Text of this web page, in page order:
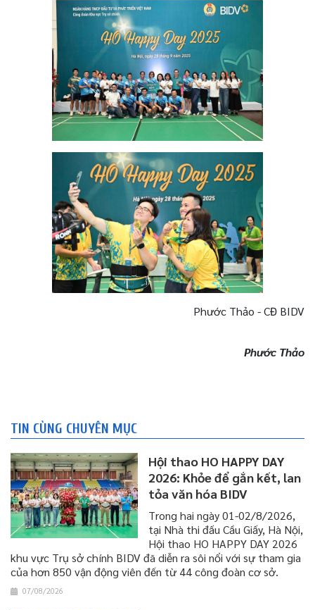
Phước Thảo - CĐ BIDV
Phước Thảo
TIN CÙNG CHUYÊN MỤC
Hội thao HO HAPPY DAY
2026: Khỏe để gắn kết, lan
tỏa văn hóa BIDV
Trong hai ngày 01-02/8/2026,
tại Nhà thi đấu Cầu Giấy, Hà Nội,
Hội thao HO HAPPY DAY 2026
khu vực Trụ sở chính BIDV đã diễn ra sôi nổi với sự tham gia
của hơn 850 vận động viên đến từ 44 công đoàn cơ sở.
07/08/2026